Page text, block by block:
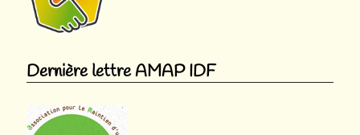
Dernière lettre AMAP IDF